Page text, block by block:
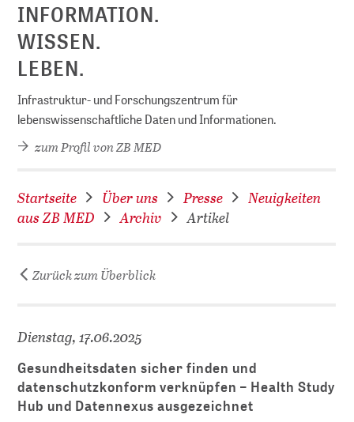
INFORMATION.
WISSEN.
LEBEN.
Infrastruktur- und Forschungszentrum für
lebenswissenschaftliche Daten und Informationen.
zum Profil von ZB MED
Startseite Über uns Presse
Neuigkeiten
aus ZB MED
Archiv Artikel
Zurück zum Überblick
Dienstag, 17.06.2025
Gesundheitsdaten sicher finden und
datenschutzkonform verknüpfen – Health Study
Hub und Datennexus ausgezeichnet